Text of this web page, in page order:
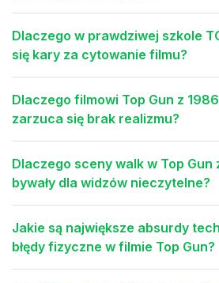
Dlaczego w prawdziwej szkole
się kary za cytowanie filmu?
Dlaczego filmowi Top Gun z
zarzuca się brak realizmu?
Dlaczego sceny walk w Top Gun
bywały dla widzów nieczytelne?
Jakie są największe absurdy
błędy fizyczne w filmie Top Gun?